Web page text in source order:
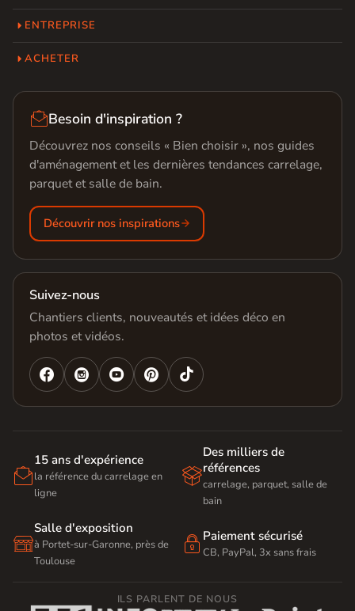
ENTREPRISE
ACHETER
Besoin d'inspiration ?
Découvrez nos conseils « Bien choisir », nos guides
d'aménagement et les dernières tendances carrelage,
parquet et salle de bain.
Découvrir nos inspirations
Suivez-nous
Chantiers clients, nouveautés et idées déco en
photos et vidéos.
   

15 ans d'expérience
la référence du carrelage en
ligne

Des milliers de
références
carrelage, parquet, salle de
bain

Salle d'exposition
à Portet-sur-Garonne, près de
Toulouse
 Paiement sécurisé
CB, PayPal, 3x sans frais
ILS PARLENT DE NOUS